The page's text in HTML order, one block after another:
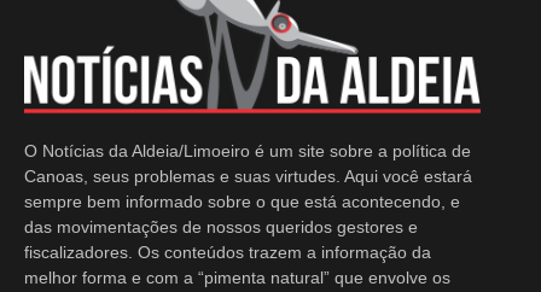
O Notícias da Aldeia/Limoeiro é um site sobre a política de
Canoas, seus problemas e suas virtudes. Aqui você estará
sempre bem informado sobre o que está acontecendo, e
das movimentações de nossos queridos gestores e
fiscalizadores. Os conteúdos trazem a informação da
melhor forma e com a “pimenta natural” que envolve os